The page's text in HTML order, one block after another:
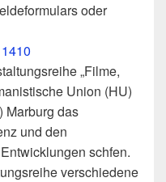
oder
„Filme,
Union (HU)
Marburg das
und den
schfen.
verschiedene